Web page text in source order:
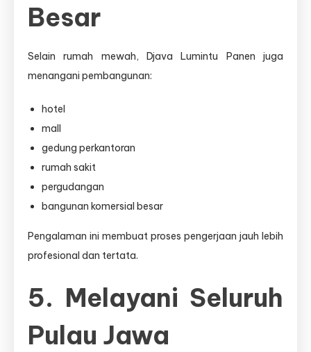
Besar
Selain rumah mewah, Djava Lumintu Panen juga
menangani pembangunan:
hotel
mall
gedung perkantoran
rumah sakit
pergudangan
bangunan komersial besar
Pengalaman ini membuat proses pengerjaan jauh lebih
profesional dan tertata.
5. Melayani Seluruh
Pulau Jawa